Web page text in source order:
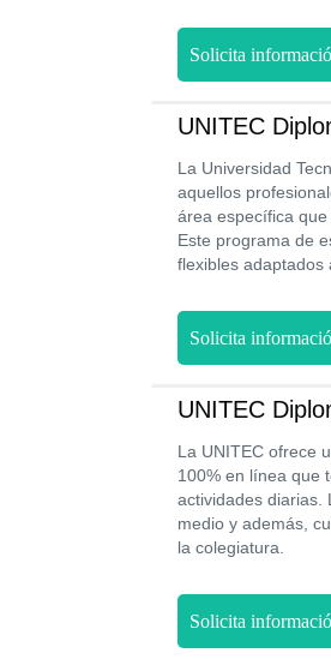
Solicita
UNITEC
La Universidad
aquellos
área específica
Este programa de
flexibles adaptados
Solicita
UNITEC
La UNITEC ofrece
100% en línea que
actividades diarias.
medio y además,
la colegiatura.
Solicita